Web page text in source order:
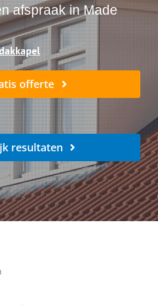
afspraak in Made
offerte
resultaten